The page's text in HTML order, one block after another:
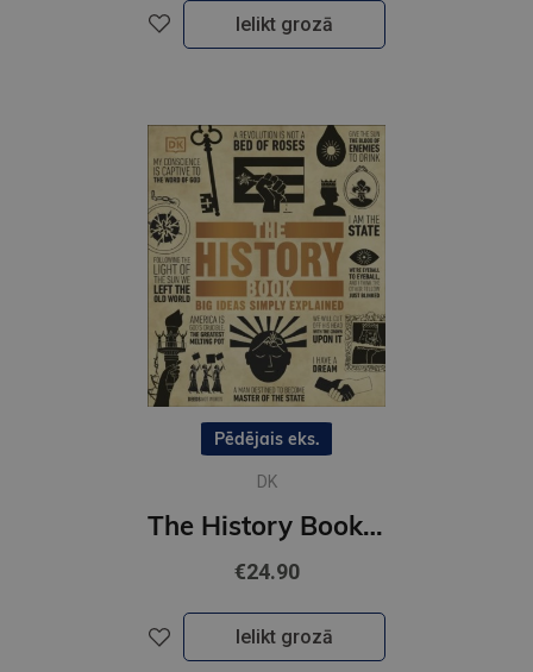
Ielikt grozā
Pēdējais eks.
DK
The History Book : Big Ideas Simply Explained
€24.90
Ielikt grozā